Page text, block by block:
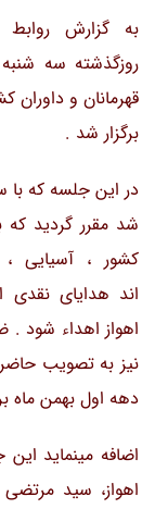
به گزارش
قهرمانان و
برگزار شد .
در این جلسه که
کشور ، آسیایی
اند هدایای
اهواز اهداء شود .
نیز به تصویب
دهه اول بهمن ماه
اضافه مینماید
اهواز، سید